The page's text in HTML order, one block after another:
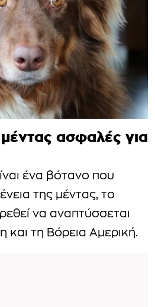
μέντας ασφαλές για
ένα βότανο που
της μέντας, το
να αναπτύσσεται
και τη Βόρεια Αμερική.